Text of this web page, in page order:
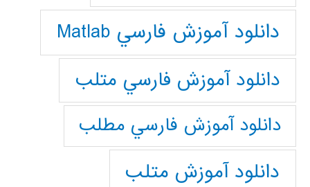
دانلود آموزش فارسي Matlab
دانلود آموزش فارسي متلب
دانلود آموزش فارسي مطلب
دانلود آموزش متلب